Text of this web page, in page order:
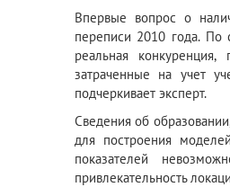
Впервые вопрос о
переписи 2010 года. По
реальная
затраченные на учет
подчеркивает эксперт.
Сведения об
для построения
показателей
привлекательность